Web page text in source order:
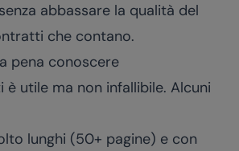
abbassare la qualità del
che contano.
pena conoscere
è utile ma non infallibile. Alcuni
lunghi (50+ pagine) e con